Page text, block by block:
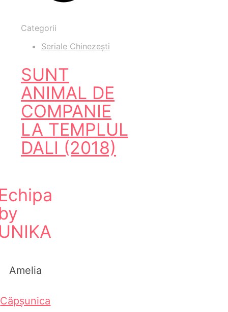
Categorii
Seriale Chinezești
SUNT
ANIMAL DE
COMPANIE
LA TEMPLUL
DALI (2018)
Amelia
Căpșunica